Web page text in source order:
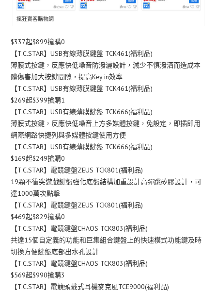
瘋狂賣客購物網
$337起$899搶購0
【T.C.STAR】USB有線薄膜鍵盤 TCK461(福利品)
薄膜式按鍵，反應快低噪音防潑灑設計，減少不慎潑洒而造成本
體傷害加大按鍵間隙，提高Key in效率
【T.C.STAR】USB有線薄膜鍵盤 TCK461(福利品)
$269起$399搶購1
【T.C.STAR】USB有線薄膜鍵盤 TCK666(福利品)
薄膜式按鍵，反應快低噪音上方多媒體按鍵，免設定，即插即用
網際網路快捷列與多媒體按鍵使用方便
【T.C.STAR】USB有線薄膜鍵盤 TCK666(福利品)
$169起$249搶購0
【T.C.STAR】電競鍵盤ZEUS TCK801(福利品)
19顆不衝突遊戲鍵盤強化底盤結構加重設計高彈跳矽膠設計，可
達1000萬次點擊
【T.C.STAR】電競鍵盤ZEUS TCK801(福利品)
$469起$829搶購0
【T.C.STAR】電競鍵盤CHAOS TCK803(福利品)
共達15個自定義的功能和巨集組合鍵盤上的快速模式功能鍵及時
切換方便鍵盤底部出水孔設計
【T.C.STAR】電競鍵盤CHAOS TCK803(福利品)
$569起$990搶購3
【T.C.STAR】電競頭戴式耳機麥克風TCE9000(福利品)